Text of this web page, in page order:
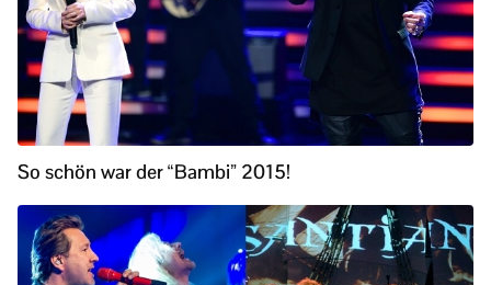
So schön war der “Bambi” 2015!